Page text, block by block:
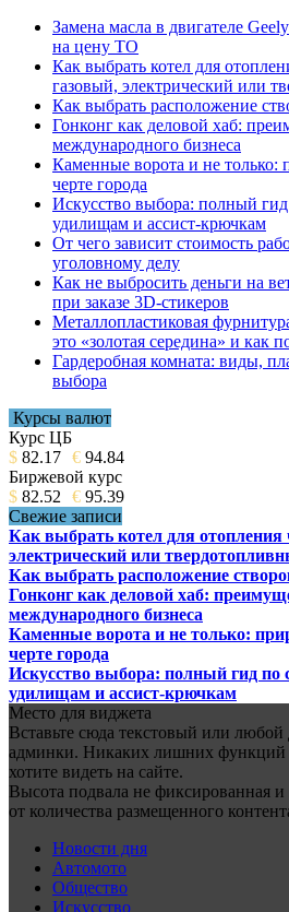
Замена масла в двигателе
на цену ТО
Как выбрать котел для
газовый, электрический или
Как выбрать расположение
Гонконг как деловой хаб:
международного бизнеса
Каменные ворота и не только:
черте города
Искусство выбора: полный
удилищам и ассист-крючкам
От чего зависит стоимость
уголовному делу
Как не выбросить деньги на
при заказе 3D-стикеров
Металлопластиковая
это «золотая середина» и как
Гардеробная комната: виды,
выбора
Курсы валют
Курс ЦБ
$ 82.17 € 94.84
Биржевой курс
$ 82.52 € 95.39
Свежие записи
Как выбрать котел для отопления
электрический или
Как выбрать расположение
Гонконг как деловой хаб:
международного бизнеса
Каменные ворота и не только:
черте города
Искусство выбора: полный гид по
удилищам и ассист-крючкам
Место для виджета
Вставьте сюда текстовый или
админки. Никаких лишних функций
хотите видеть на сайте.
Высота подвала не фиксированная и
от количества размещенного
Новости дня
Автомото
Общество
Искусство